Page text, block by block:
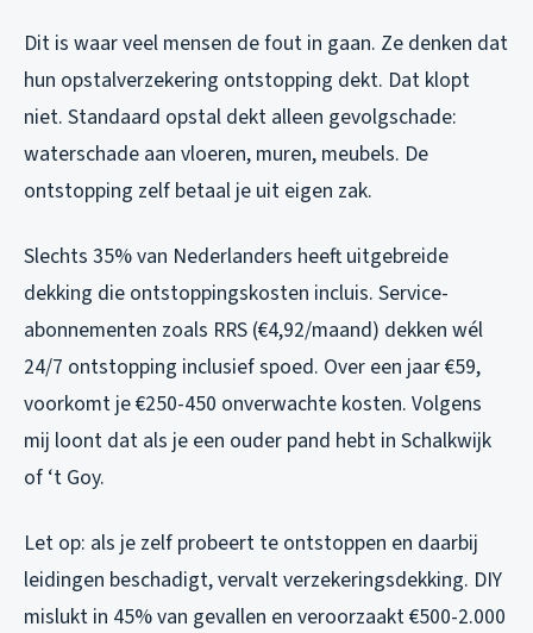
Dit is waar veel mensen de fout in gaan. Ze denken dat
hun opstalverzekering ontstopping dekt. Dat klopt
niet. Standaard opstal dekt alleen gevolgschade:
waterschade aan vloeren, muren, meubels. De
ontstopping zelf betaal je uit eigen zak.
Slechts 35% van Nederlanders heeft uitgebreide
dekking die ontstoppingskosten incluis. Service-
abonnementen zoals RRS (€4,92/maand) dekken wél
24/7 ontstopping inclusief spoed. Over een jaar €59,
voorkomt je €250-450 onverwachte kosten. Volgens
mij loont dat als je een ouder pand hebt in Schalkwijk
of ‘t Goy.
Let op: als je zelf probeert te ontstoppen en daarbij
leidingen beschadigt, vervalt verzekeringsdekking. DIY
mislukt in 45% van gevallen en veroorzaakt €500-2.000